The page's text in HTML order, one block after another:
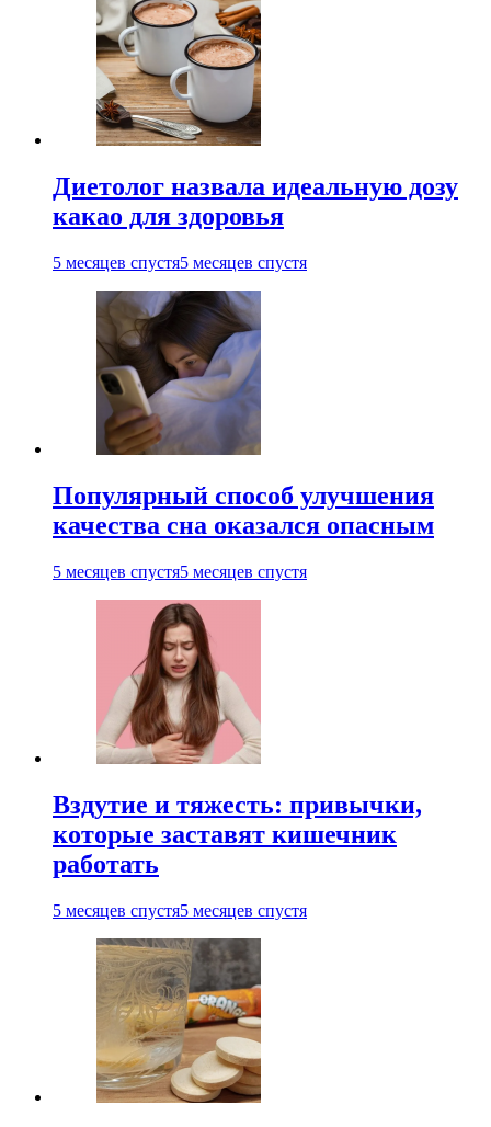
Диетолог назвала идеальную дозу
какао для здоровья
5 месяцев спустя5 месяцев спустя
Популярный способ улучшения
качества сна оказался опасным
5 месяцев спустя5 месяцев спустя
Вздутие и тяжесть: привычки,
которые заставят кишечник
работать
5 месяцев спустя5 месяцев спустя